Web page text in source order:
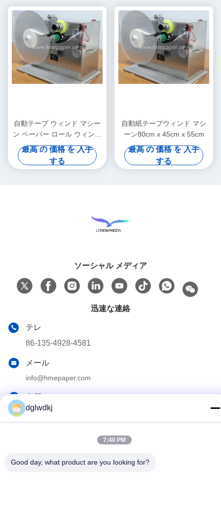
自動テープ ウィンド マシー
ン ペーパー ロール ウィンド
マシーン
最高 の 価格 を 入手
する
自動紙テープウィンド マシ
ーン80cm x 45cm x 55cm
最高 の 価格 を 入手
する
ソーシャル メディア
迅速な連絡
テレ
86-135-4928-4581
メール
info@hmepaper.com
住所
3階,ビル5,No.9 シェングリ通り,トンキオタウン,中高技術ゾ
ーン,広東省,中国
dglwdkj
7:40 PM
Good day, what product are you looking for?